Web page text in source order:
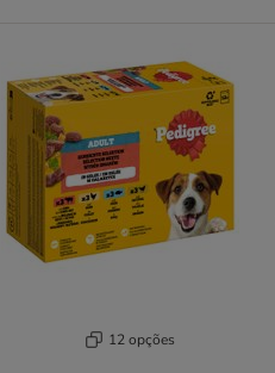
12 opções